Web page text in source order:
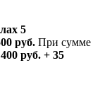
5
руб. При сумме
400 руб. + 35